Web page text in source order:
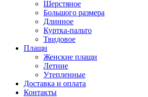
Шерстяное
Большого размера
Длинное
Куртка-пальто
Твидовое
Плащи
Женские плащи
Летние
Утепленные
Доставка и оплата
Контакты